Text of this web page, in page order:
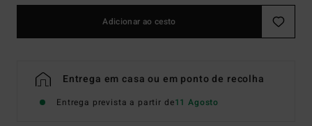
Adicionar ao cesto
Entrega em casa ou em ponto de recolha
Entrega prevista a partir de11 Agosto